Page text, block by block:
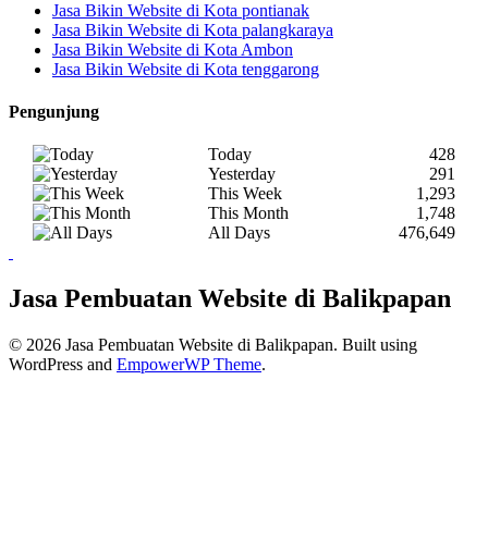
Jasa Bikin Website di Kota pontianak
Jasa Bikin Website di Kota palangkaraya
Jasa Bikin Website di Kota Ambon
Jasa Bikin Website di Kota tenggarong
Pengunjung
Today
428
Yesterday
291
This Week
1,293
This Month
1,748
All Days
476,649
Jasa Pembuatan Website di Balikpapan
© 2026 Jasa Pembuatan Website di Balikpapan. Built using
WordPress and EmpowerWP Theme.